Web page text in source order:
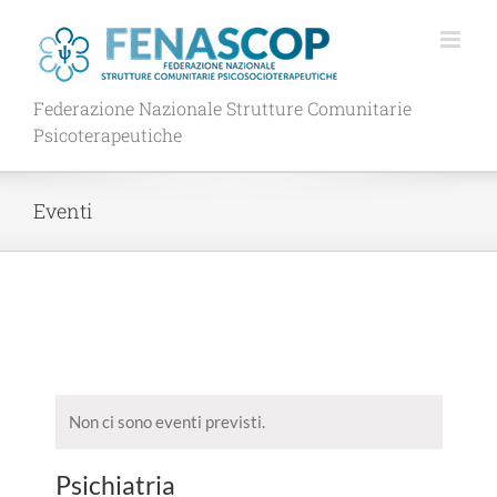
contenuto
Federazione Nazionale Strutture Comunitarie
Psicoterapeutiche
Eventi
Non ci sono eventi previsti.
Psichiatria